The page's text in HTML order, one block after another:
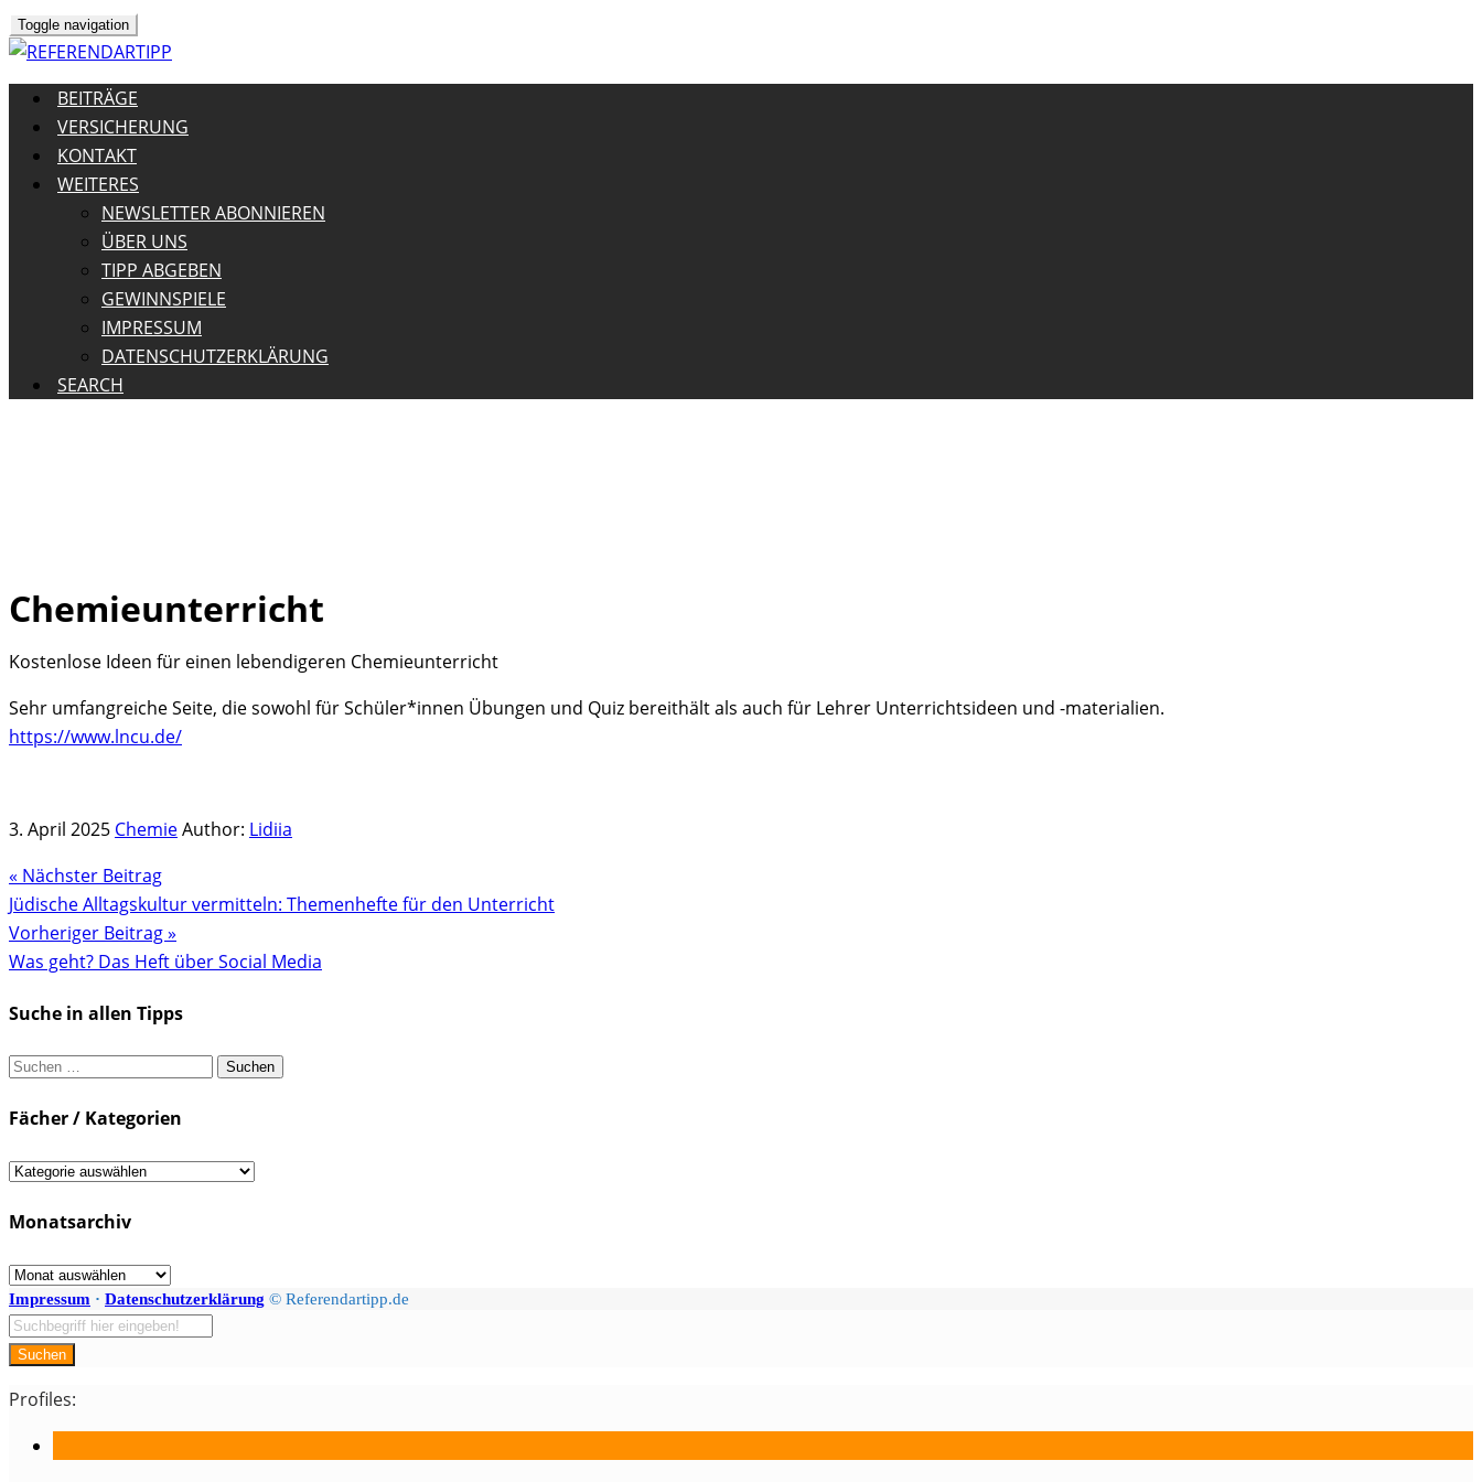
Toggle navigation
BEITRÄGE
VERSICHERUNG
KONTAKT
WEITERES
NEWSLETTER ABONNIEREN
ÜBER UNS
TIPP ABGEBEN
GEWINNSPIELE
IMPRESSUM
DATENSCHUTZERKLÄRUNG
SEARCH
Skip
content
Chemieunterricht
Kostenlose Ideen für einen lebendigeren Chemieunterricht
Sehr umfangreiche Seite, die sowohl für Schüler*innen Übungen und Quiz bereithält als auch für Lehrer Unterrichtsideen und -materialien.
https://www.lncu.de/
3. April 2025 ChemieAuthor: Lidiia
« Nächster Beitrag
Jüdische Alltagskultur vermitteln: Themenhefte für den Unterricht
Vorheriger Beitrag »
Was geht? Das Heft über Social Media
Suche in allen Tipps
Suchen
Fächer / Kategorien
Fächer
Kategorien
Monatsarchiv
Monatsarchiv
Impressum · Datenschutzerklärung © Referendartipp.de
Suchen
Profiles: